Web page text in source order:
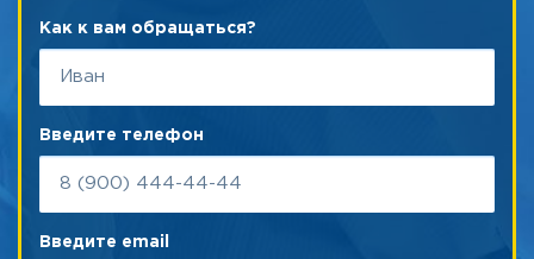
Как к вам обращаться?
Введите телефон
Введите email